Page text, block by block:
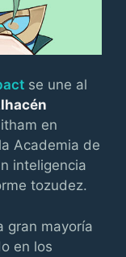
se une al
en
Academia de
inteligencia
tozudez.
gran mayoría
en los